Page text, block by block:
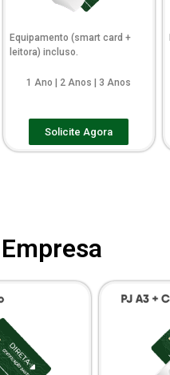
Equipamento (smart card +
leitora) incluso.
1 Ano | 2 Anos | 3 Anos
Solicite Agora